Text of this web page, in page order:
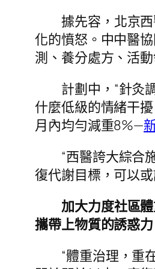
據先容，北京
化的憤怒。中中醫
測、養分處方、活
計劃中，“針灸
什麼低級的情緒干
月內均勻減重8%—
“西醫誇大綜合
復代謝目標，可以
加大力度社區
攜帶上物質的誘惑
“體重治理，重